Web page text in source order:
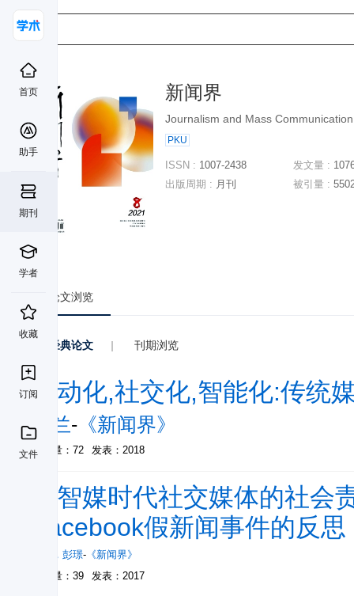
首页
助手
期刊
学者
收藏
订阅
文件
新闻界
Journalism and Mass
PKU
ISSN : 1007-2438
出版周期 : 月刊
发文量 :
被引量 :
论文浏览
经典论文 | 刊期浏览
移动化,社交化,智能化:传统
彭兰- 《新闻界》
被引量：72 发表：2018
论智媒时代社交媒体的社
Facebook假新闻事件的反思
， 彭璟- 《新闻界》
被引量：39
发表：2017